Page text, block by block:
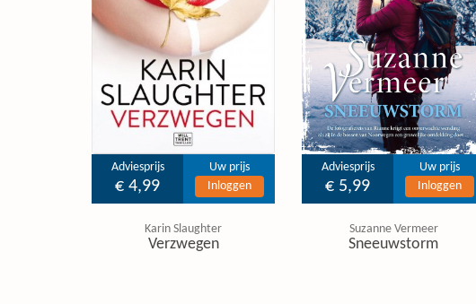
Adviesprijs
€ 4,99
Uw prijs
Inloggen
Karin Slaughter
Verzwegen
Adviesprijs
€ 5,99
Uw prijs
Inloggen
Suzanne Vermeer
Sneeuwstorm